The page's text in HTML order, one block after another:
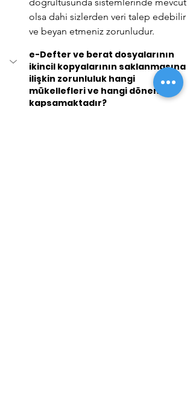
olsa dahi sizlerden veri talep edebilir
ve beyan etmeniz zorunludur.
e-Defter ve berat dosyalarının
ikincil kopyalarının saklanmasına
ilişkin zorunluluk hangi
mükellefleri ve hangi dönemleri
kapsamaktadır?